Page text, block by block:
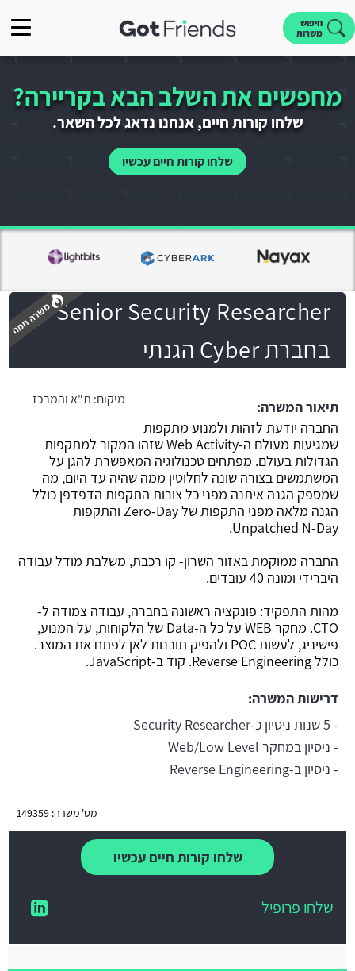
חיפוש
משרות
מחפשים את השלב הבא בקריירה?
שלחו קורות חיים, אנחנו נדאג לכל השאר.
שלחו קורות חיים עכשיו
Senior Security Researcher
בחברת Cyber הגנתי
מיקום: ת"א והמרכז
תיאור המשרה:
החברה יודעת לזהות ולמנוע מתקפות
שמגיעות מעולם ה-Web Activity שזהו המקור למתקפות
הגדולות בעולם. מפתחים טכנולוגיה המאפשרת להגן על
המשתמשים בצורה שונה לחלוטין ממה שהיה עד היום, מה
שמספק הגנה איתנה מפני כל צורות התקפות הדפדפן כולל
הגנה מלאה מפני התקפות של Zero-Day והתקפות
Unpatched N-Day.
החברה ממוקמת באזור השרון- קו רכבת, משלבת מודל עבודה
היברידי ומונה 40 עובדים.
מהות התפקיד: פונקציה ראשונה בחברה, עבודה צמודה ל-
CTO. מחקר WEB על כל ה-Data של הלקוחות, על המנוע,
פישיניג, לעשות POC ולהפיק תובנות לאן לפתח את המוצר.
כולל Reverse Engineering. קוד ב-JavaScript.
דרישות המשרה:
- 5 שנות ניסיון כ-Security Researcher
- ניסיון במחקר Web/Low Level
- ניסיון ב-Reverse Engineering
מס' משרה: 149359
שלחו קורות חיים עכשיו
שלחו פרופיל